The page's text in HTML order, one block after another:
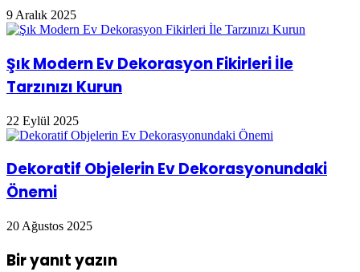
9 Aralık 2025
Şık Modern Ev Dekorasyon Fikirleri İle
Tarzınızı Kurun
22 Eylül 2025
Dekoratif Objelerin Ev Dekorasyonundaki
Önemi
20 Ağustos 2025
Bir yanıt yazın